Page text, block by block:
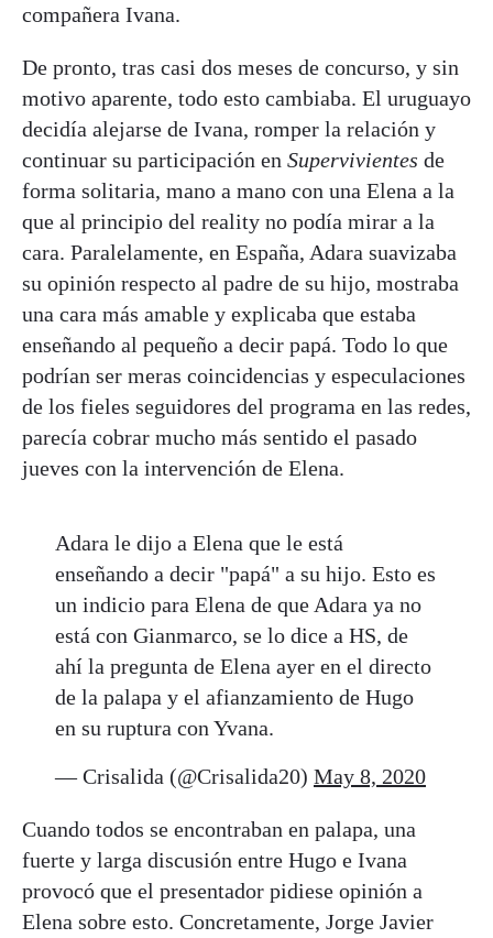
compañera Ivana.
De pronto, tras casi dos meses de concurso, y sin
motivo aparente, todo esto cambiaba. El uruguayo
decidía alejarse de Ivana, romper la relación y
continuar su participación en Supervivientes de
forma solitaria, mano a mano con una Elena a la
que al principio del reality no podía mirar a la
cara. Paralelamente, en España, Adara suavizaba
su opinión respecto al padre de su hijo, mostraba
una cara más amable y explicaba que estaba
enseñando al pequeño a decir papá. Todo lo que
podrían ser meras coincidencias y especulaciones
de los fieles seguidores del programa en las redes,
parecía cobrar mucho más sentido el pasado
jueves con la intervención de Elena.
Adara le dijo a Elena que le está
enseñando a decir "papá" a su hijo. Esto es
un indicio para Elena de que Adara ya no
está con Gianmarco, se lo dice a HS, de
ahí la pregunta de Elena ayer en el directo
de la palapa y el afianzamiento de Hugo
en su ruptura con Yvana.
— Crisalida (@Crisalida20) May 8, 2020
Cuando todos se encontraban en palapa, una
fuerte y larga discusión entre Hugo e Ivana
provocó que el presentador pidiese opinión a
Elena sobre esto. Concretamente, Jorge Javier